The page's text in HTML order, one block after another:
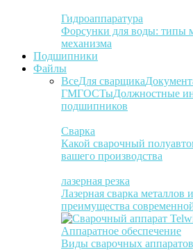
Гидроаппаратура
Форсунки для воды: типы
механизма
Подшипники
Файлы
ВсеДля сварщика
ГМГОСТыДолжностные
подшипников
Сварка
Какой сварочный
вашего производства
лазерная резка
Лазерная сварка металлов
преимущества
Аппаратное обеспечение
Виды сварочных